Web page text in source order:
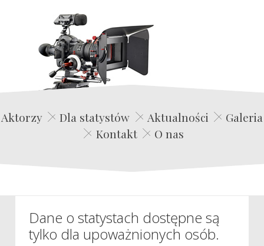
Edwin Film Agencja Aktorska
Aktorzy Dla statystów Aktualności
Galeria
Kontakt
O nas
Dane o statystach dostępne są
tylko dla upoważnionych osób.